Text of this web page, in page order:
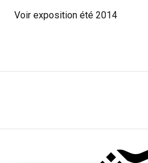
Voir exposition été 2014